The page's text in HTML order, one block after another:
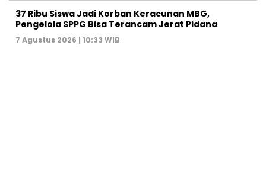
37 Ribu Siswa Jadi Korban Keracunan MBG,
Pengelola SPPG Bisa Terancam Jerat Pidana
7 Agustus 2026 | 10:33 WIB